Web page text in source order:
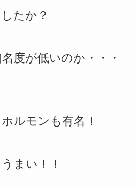
たか？
度が低いのか・・・
ルモンも有名！
まい！！